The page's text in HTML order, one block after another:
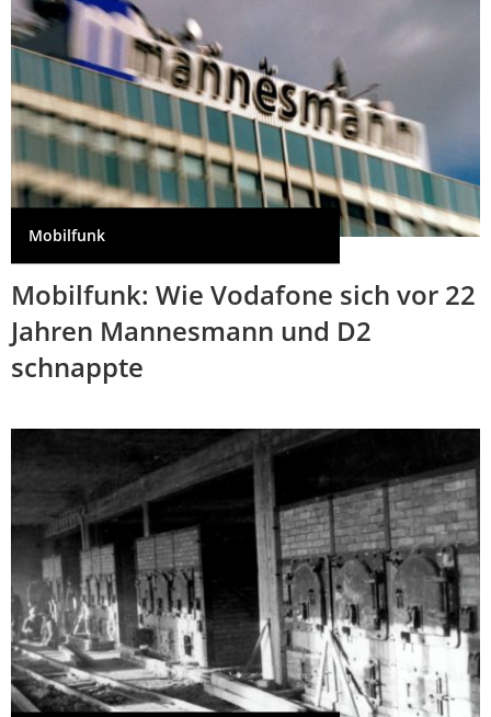
Mobilfunk
Mobilfunk: Wie Vodafone sich vor 22
Jahren Mannesmann und D2
schnappte